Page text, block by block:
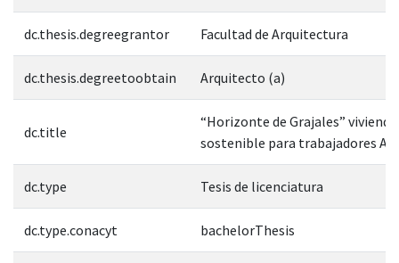
dc.thesis.degreegrantor Facultad de Arquitectura
dc.thesis.degreetoobtain Arquitecto (a)
dc.title
“Horizonte de Grajales” vivienda
sostenible para trabajadores
dc.type Tesis de licenciatura
dc.type.conacyt bachelorThesis